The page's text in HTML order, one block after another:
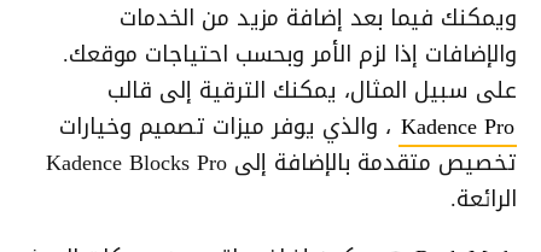
ويمكنك فيما بعد إضافة مزيد من الخدمات
والإضافات إذا لزم الأمر وبحسب احتياجات موقعك.
على سبيل المثال، يمكنك الترقية إلى قالب
Kadence Pro ، والذي يوفر ميزات تصميم وخيارات
تخصيص متقدمة بالإضافة إلى Kadence Blocks Pro
الرائعة.